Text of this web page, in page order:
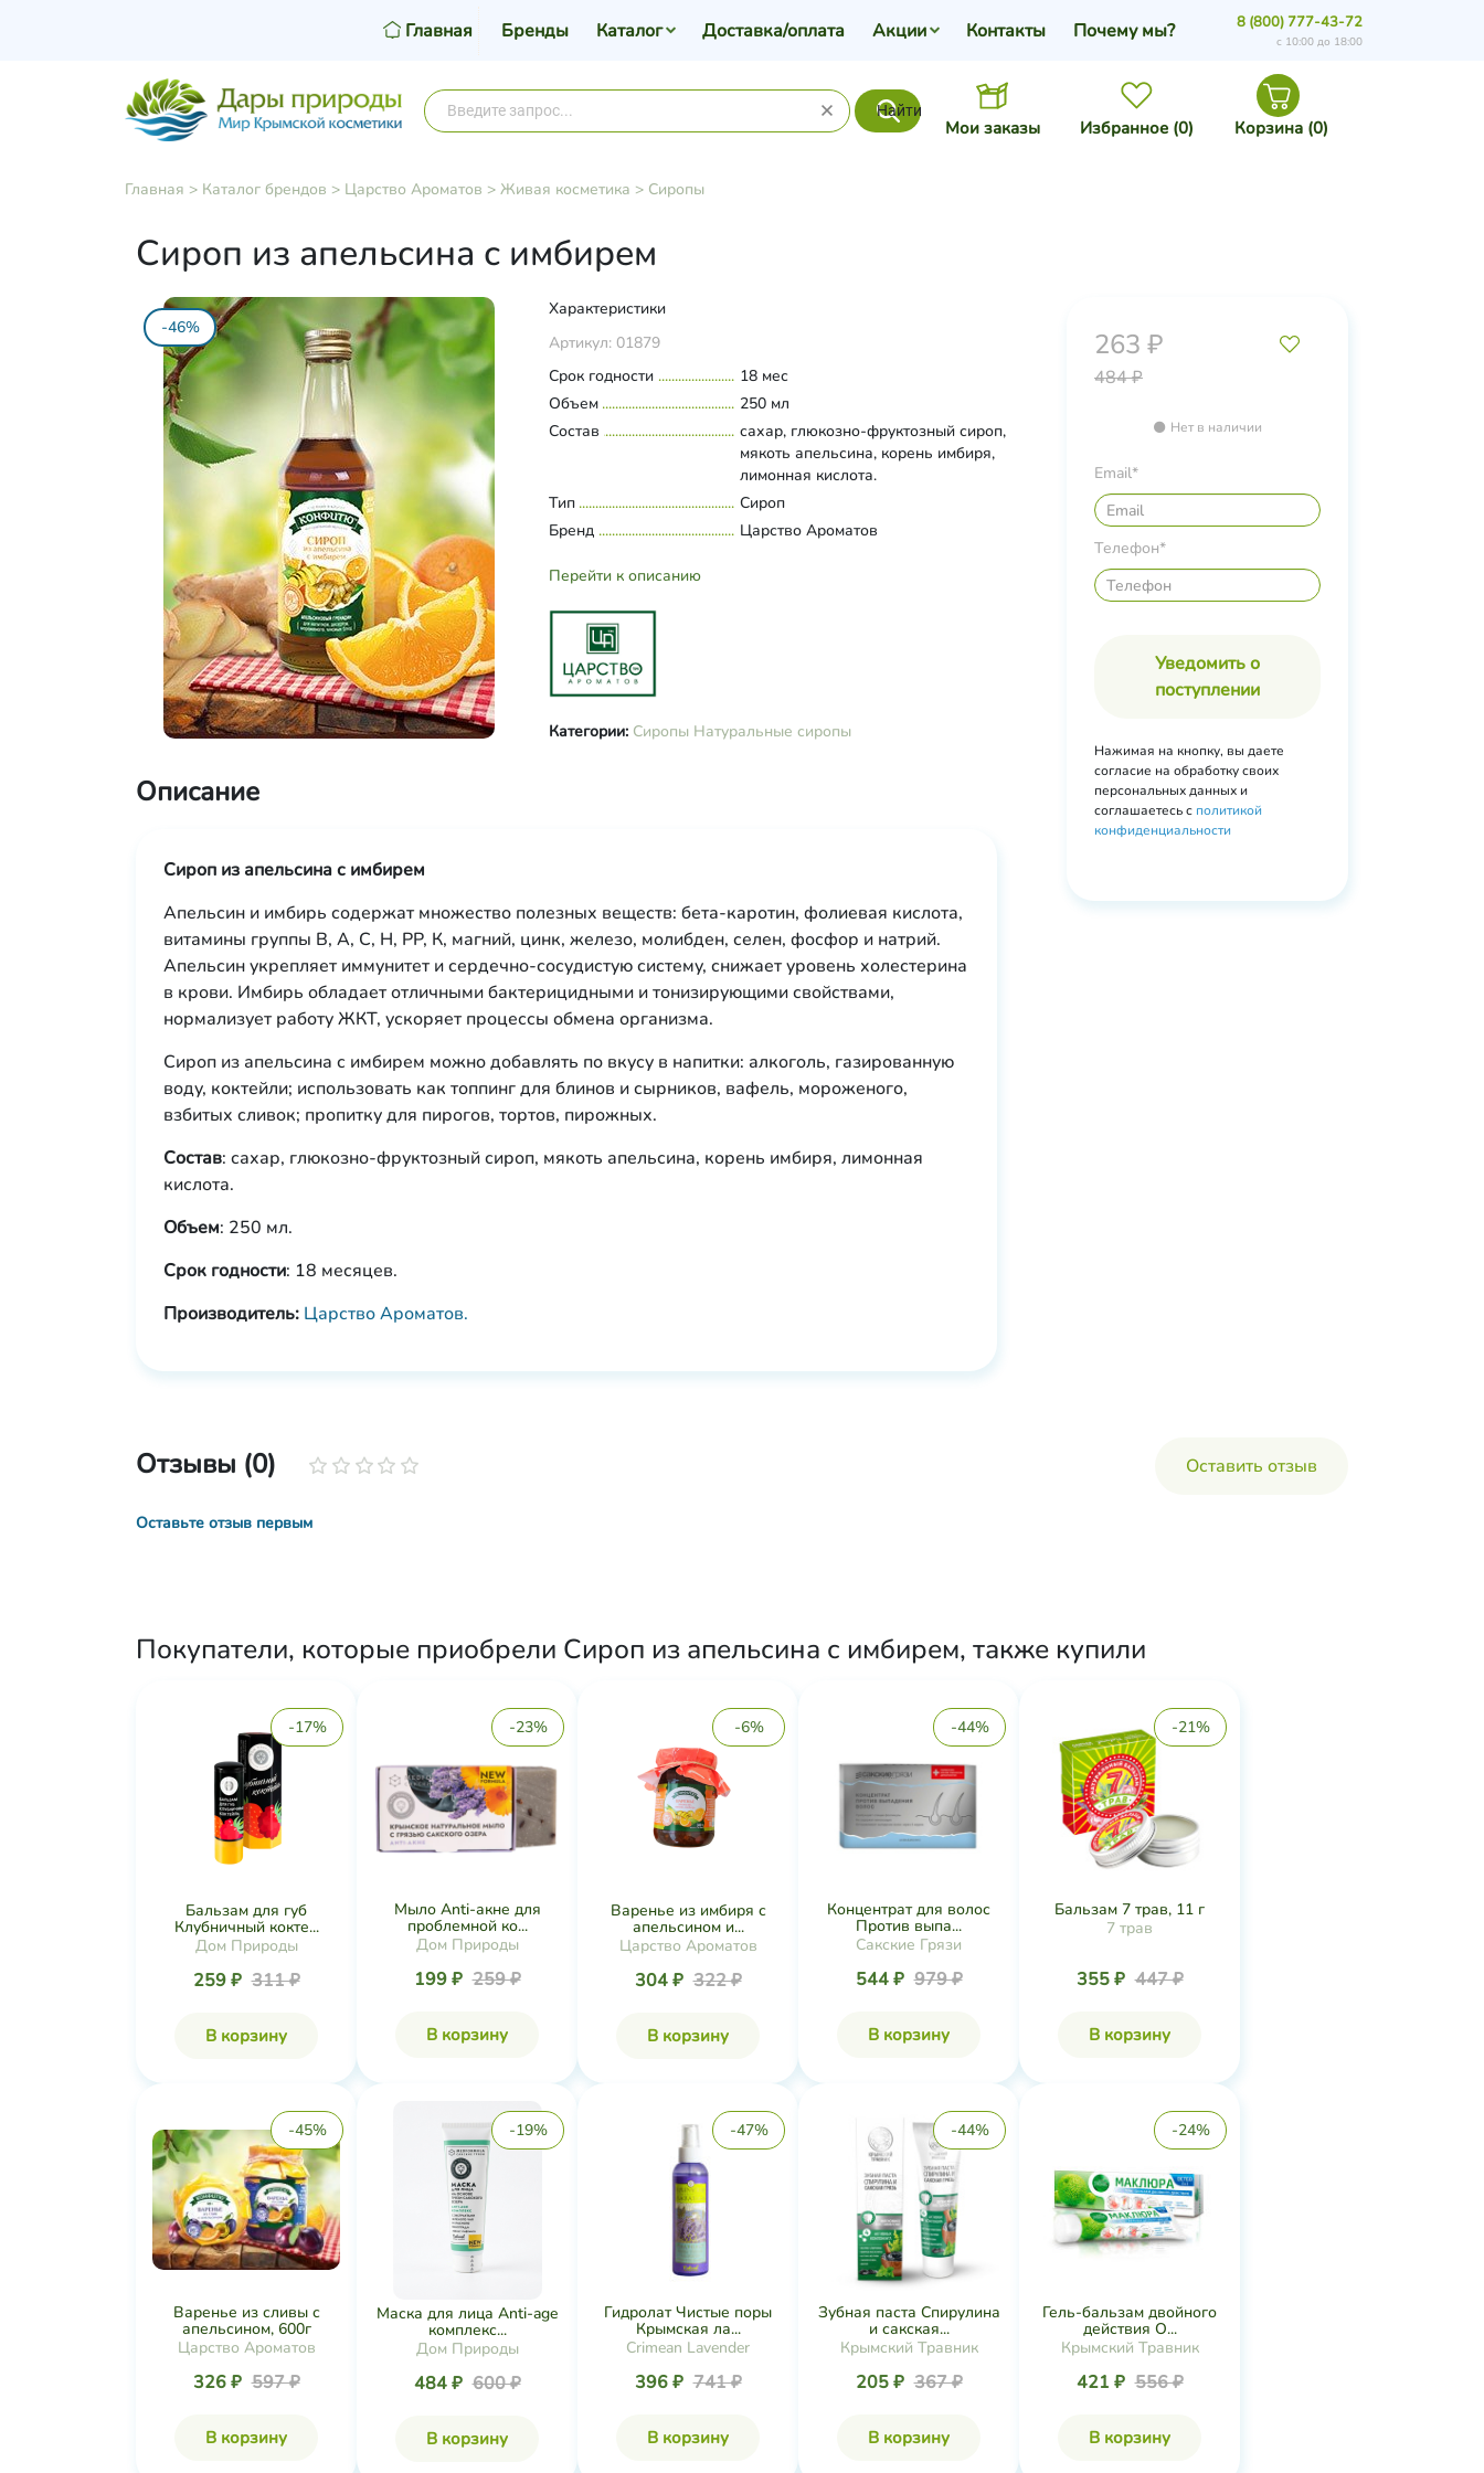
Найти
Мои заказы Избранное (0) Корзина (0)
Главная Бренды Каталог Доставка/оплата Акции Контакты Почему мы? 8 (800) 777-43-72
с 10:00 до 18:00
Главная > Каталог брендов > Царство Ароматов > Живая косметика > Сиропы
Сироп из апельсина с имбирем
-46%
Характеристики
Артикул: 01879
Срок годности
18 мес
Объем
250 мл
Состав
сахар, глюкозно-фруктозный сироп,
мякоть апельсина, корень имбиря,
лимонная кислота.
Тип
Сироп
Бренд
Царство Ароматов
Перейти к описанию
Категории: Сиропы Натуральные сиропы
263 ₽
484 ₽
Нет в наличии
Email*
Телефон*
Уведомить о
поступлении
Нажимая на кнопку, вы даете
согласие на обработку своих
персональных данных и
соглашаетесь с политикой
конфиденциальности
Описание
Сироп из апельсина с имбирем
Апельсин и имбирь содержат множество полезных веществ: бета-каротин, фолиевая кислота,
витамины группы В, А, С, Н, РР, К, магний, цинк, железо, молибден, селен, фосфор и натрий.
Апельсин укрепляет иммунитет и сердечно-сосудистую систему, снижает уровень холестерина
в крови. Имбирь обладает отличными бактерицидными и тонизирующими свойствами,
нормализует работу ЖКТ, ускоряет процессы обмена организма.
Сироп из апельсина с имбирем можно добавлять по вкусу в напитки: алкоголь, газированную
воду, коктейли; использовать как топпинг для блинов и сырников, вафель, мороженого,
взбитых сливок; пропитку для пирогов, тортов, пирожных.
Состав: сахар, глюкозно-фруктозный сироп, мякоть апельсина, корень имбиря, лимонная
кислота.
Объем: 250 мл.
Срок годности: 18 месяцев.
Производитель: Царство Ароматов.
Отзывы (0) Оставить отзыв
Оставьте отзыв первым
Покупатели, которые приобрели Сироп из апельсина с имбирем, также купили
-17%
Бальзам для губ
Клубничный кокте...
Дом Природы
259 ₽ 311 ₽
В корзину
-23%
Мыло Anti-акне для
проблемной ко...
Дом Природы
199 ₽ 259 ₽
В корзину
-6%
Варенье из имбиря с
апельсином и...
Царство Ароматов
304 ₽ 322 ₽
В корзину
-44%
Концентрат для волос
Против выпа...
Сакские Грязи
544 ₽ 979 ₽
В корзину
-21%
Бальзам 7 трав, 11 г
7 трав
355 ₽ 447 ₽
В корзину
-45%
Варенье из сливы с
апельсином, 600г
Царство Ароматов
326 ₽ 597 ₽
В корзину
-19%
Маска для лица Anti-age
комплекс...
Дом Природы
484 ₽ 600 ₽
В корзину
-47%
Гидролат Чистые поры
Крымская ла...
Crimean Lavender
396 ₽ 741 ₽
В корзину
-44%
Зубная паста Спирулина
и сакская...
Крымский Травник
205 ₽ 367 ₽
В корзину
-24%
Гель-бальзам двойного
действия О...
Крымский Травник
421 ₽ 556 ₽
В корзину